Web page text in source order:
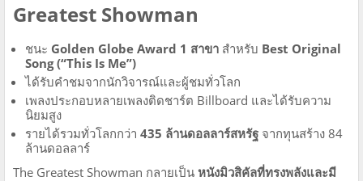
Greatest Showman
ชนะ Golden Globe Award 1 สาขา สำหรับ Best Original
Song (“This Is Me”)
ได้รับคำชมจากนักวิจารณ์และผู้ชมทั่วโลก
เพลงประกอบหลายเพลงติดชาร์ต Billboard และได้รับความ
นิยมสูง
รายได้รวมทั่วโลกกว่า 435 ล้านดอลลาร์สหรัฐ จากทุนสร้าง 84
ล้านดอลลาร์
The Greatest Showman กลายเป็น หนังมิวสิคัลที่ทรงพลังและมี